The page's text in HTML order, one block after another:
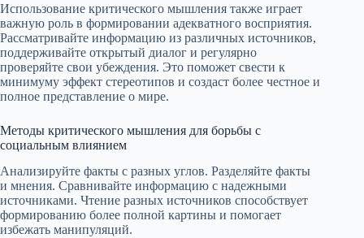
Использование критического мышления также играет
важную роль в формировании адекватного восприятия.
Рассматривайте информацию из различных источников,
поддерживайте открытый диалог и регулярно
проверяйте свои убеждения. Это поможет свести к
минимуму эффект стереотипов и создаст более честное и
полное представление о мире.
Методы критического мышления для борьбы с
социальным влиянием
Анализируйте факты с разных углов. Разделяйте факты
и мнения. Сравнивайте информацию с надежными
источниками. Чтение разных источников способствует
формированию более полной картины и помогает
избежать манипуляций.